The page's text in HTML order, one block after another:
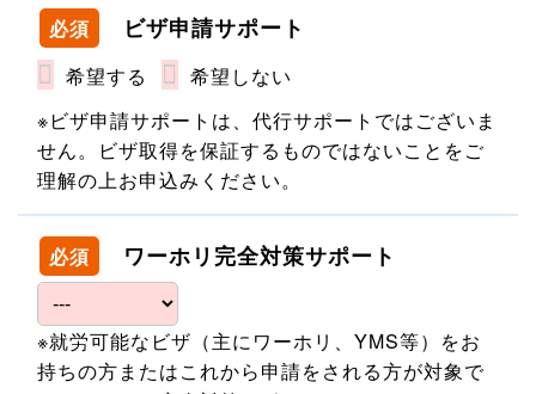
必須 ビザ申請サポート
希望する
希望しない
※ビザ申請サポートは、代行サポートではございま
せん。ビザ取得を保証するものではないことをご
理解の上お申込みください。
必須 ワーホリ完全対策サポート
※就労可能なビザ（主にワーホリ、YMS等）をお
持ちの方またはこれから申請をされる方が対象で